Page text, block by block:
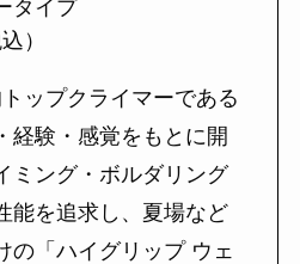
タイプ
）
ップクライマーである
経験・感覚をもとに開
ミング・ボルダリング
能を追求し、夏場など
の「ハイグリップ ウェ